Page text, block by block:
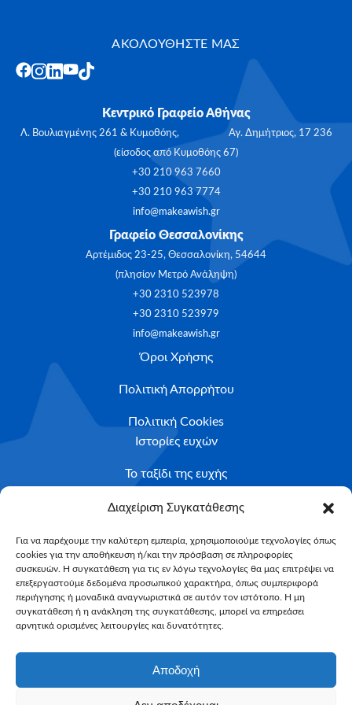
Διαχείριση Συγκατάθεσης
Για να παρέχουμε την καλύτερη εμπειρία, χρησιμοποιούμε τεχνολογίες όπως
cookies για την αποθήκευση ή/και την πρόσβαση σε πληροφορίες
συσκευών. Η συγκατάθεση για τις εν λόγω τεχνολογίες θα μας επιτρέψει να
επεξεργαστούμε δεδομένα προσωπικού χαρακτήρα, όπως συμπεριφορά
περιήγησης ή μοναδικά αναγνωριστικά σε αυτόν τον ιστότοπο. Η μη
συγκατάθεση ή η ανάκληση της συγκατάθεσης, μπορεί να επηρεάσει
αρνητικά ορισμένες λειτουργίες και δυνατότητες.
Αποδοχή
ΑΚΟΛΟΥΘΗΣΤΕ ΜΑΣ
Κεντρικό Γραφείο Αθήνας
Λ. Βουλιαγμένης 261 & Κυμοθόης, Αγ. Δημήτριος, 17 236
(είσοδος από Κυμοθόης 67)
+30 210 963 7660
+30 210 963 7774
info@makeawish.gr
Γραφείο Θεσσαλονίκης
Αρτέμιδος 23-25, Θεσσαλονίκη, 54644
(πλησίον Μετρό Ανάληψη)
+30 2310 523978
+30 2310 523979
info@makeawish.gr
Όροι Χρήσης
Πολιτική Απορρήτου
Πολιτική Cookies
Ιστορίες ευχών
Το ταξίδι της ευχής
Κριτήρια Καταλληλότητας
Υποβολή Αιτήματος
NEWSLETTER
Email*